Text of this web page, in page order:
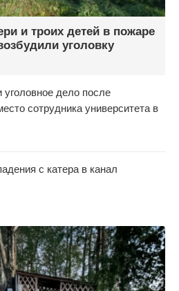
и троих детей в пожаре
уголовку
дело после
сотрудника университета в
с катера в канал